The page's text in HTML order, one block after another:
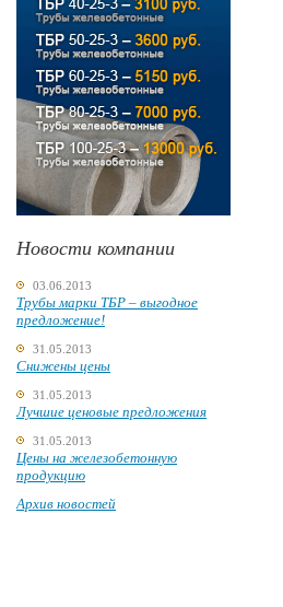
Новости компании
03.06.2013
Трубы марки ТБР – выгодное
предложение!
31.05.2013
Снижены цены
31.05.2013
Лучшие ценовые предложения
31.05.2013
Цены на железобетонную
продукцию
Архив новостей